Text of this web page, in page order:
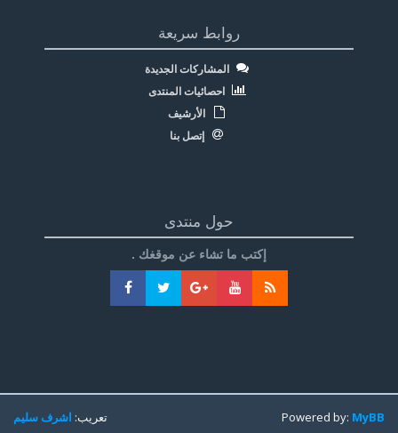
روابط سريعة
المشاركات الجديدة
احصائيات المنتدى
الأرشيف
إتصل بنا
حول منتدى
إكتب ما تشاء عن موقغك .
تعريب:اشرف سليم Powered by:MyBB